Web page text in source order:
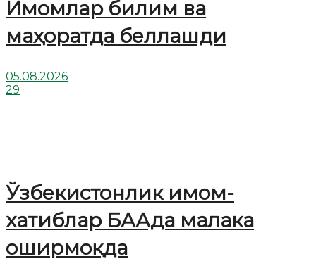
Имомлар билим ва
маҳоратда беллашди
05.08.2026
29
Ўзбекистонлик имом-
хатиблар БААда малака
оширмоқда